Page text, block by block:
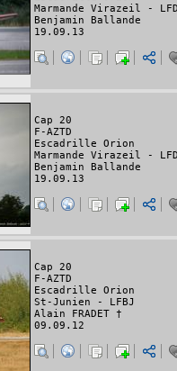
Marmande Virazeil -
Benjamin Ballande
19.09.13
Cap 20
F-AZTD
Escadrille Orion
Marmande Virazeil -
Benjamin Ballande
19.09.13
Cap 20
F-AZTD
Escadrille Orion
St-Junien - LFBJ
Alain FRADET †
09.09.12